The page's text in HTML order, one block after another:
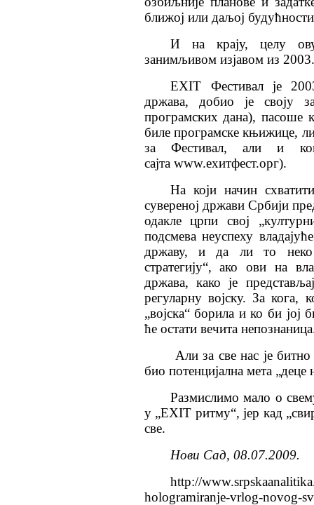
ближој или даљој
И на крају, целу
занимљивом изјавом из
ЕXIТ Фестивал је
држава, добио је своју
програмских дана), пасоше
биле програмске књижице,
за Фестивал, али и
сајта www.еxитфест.орг).
На који начин
сувереној држави Србији
одакле црпи свој
подсмева неуспеху
државу, и да ли то неко
стратегију“, ако ови на
држава, како је
регуларну војску. За кога,
„војска“ борила и ко би јој
ће остати вечита
Али за све нас је
био потенцијална мета „деце
Размислимо мало о
у „ЕXIТ ритму“, јер кад
све.
Нови Сад, 08.07.2009.
http://
hologramiranje-vrlog-novog-